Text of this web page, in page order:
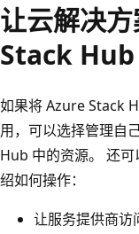
让云解决
Stack Hub
如果将 Azure Stack
用，可以选择管理自
Hub 中的资源。 还
绍如何操作：
让服务提供商访